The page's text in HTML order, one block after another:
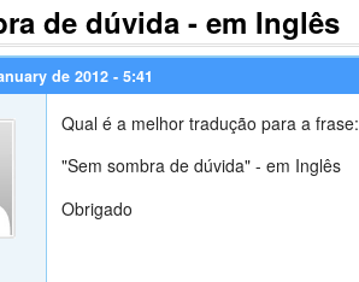
de dúvida - em Inglês
de 2012 - 5:41
Qual é a melhor tradução para a frase:
"Sem sombra de dúvida" - em Inglês
Obrigado